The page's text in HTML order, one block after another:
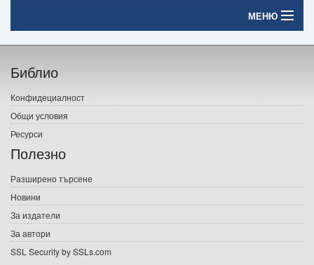
МЕНЮ
Начало
Печатни книги
Електронни книги
Е-списания
Подаръци
Ваучери
Библио
Конфидециалност
Общи условия
Ресурси
Полезно
Разширено търсене
Новини
За издатели
За автори
SSL Security by SSLs.com